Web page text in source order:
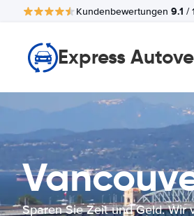
Kundenbewertungen 9.1 /
Express
Sparen Sie Zeit und Geld. Wir